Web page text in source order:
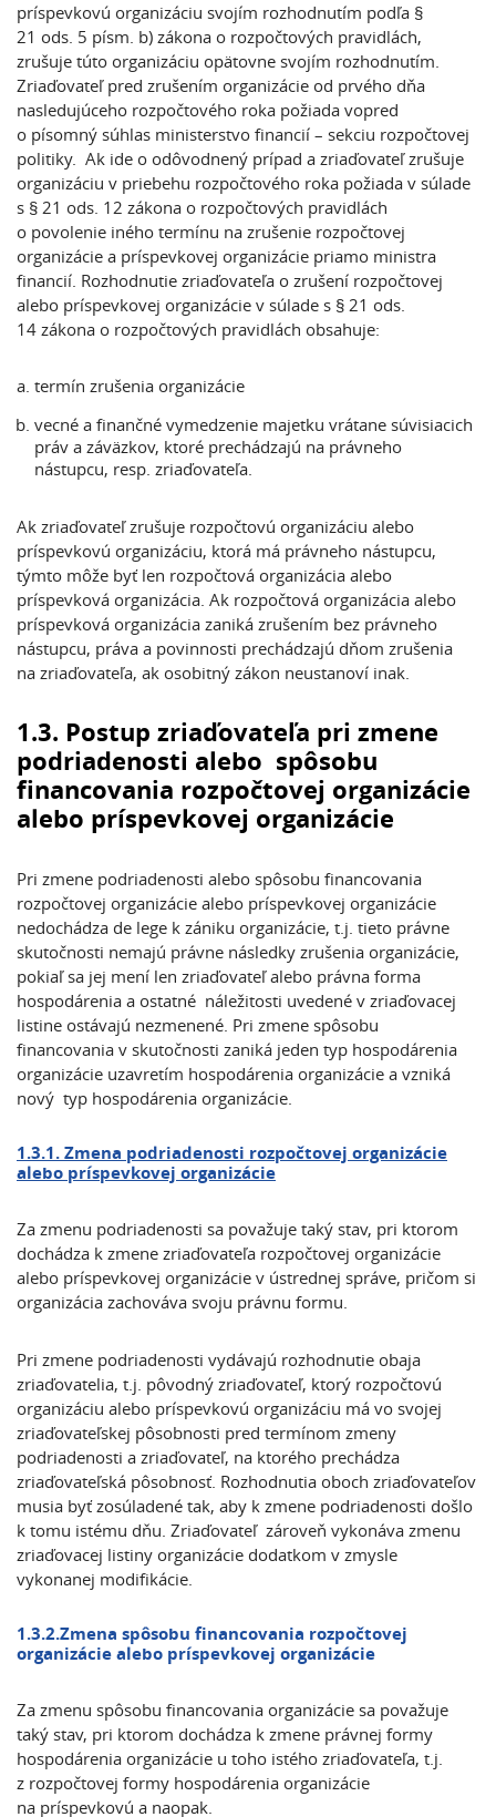
príspevkovú organizáciu svojím rozhodnutím podľa §
21 ods. 5 písm. b) zákona o rozpočtových pravidlách,
zrušuje túto organizáciu opätovne svojím rozhodnutím.
Zriaďovateľ pred zrušením organizácie od prvého dňa
nasledujúceho rozpočtového roka požiada vopred
o písomný súhlas ministerstvo financií – sekciu rozpočtovej
politiky. Ak ide o odôvodnený prípad a zriaďovateľ zrušuje
organizáciu v priebehu rozpočtového roka požiada v súlade
s § 21 ods. 12 zákona o rozpočtových pravidlách
o povolenie iného termínu na zrušenie rozpočtovej
organizácie a príspevkovej organizácie priamo ministra
financií. Rozhodnutie zriaďovateľa o zrušení rozpočtovej
alebo príspevkovej organizácie v súlade s § 21 ods.
14 zákona o rozpočtových pravidlách obsahuje:
termín zrušenia organizácie
vecné a finančné vymedzenie majetku vrátane súvisiacich
práv a záväzkov, ktoré prechádzajú na právneho
nástupcu, resp. zriaďovateľa.
Ak zriaďovateľ zrušuje rozpočtovú organizáciu alebo
príspevkovú organizáciu, ktorá má právneho nástupcu,
týmto môže byť len rozpočtová organizácia alebo
príspevková organizácia. Ak rozpočtová organizácia alebo
príspevková organizácia zaniká zrušením bez právneho
nástupcu, práva a povinnosti prechádzajú dňom zrušenia
na zriaďovateľa, ak osobitný zákon neustanoví inak.
1.3. Postup zriaďovateľa pri zmene
podriadenosti alebo spôsobu
financovania rozpočtovej organizácie
alebo príspevkovej organizácie
Pri zmene podriadenosti alebo spôsobu financovania
rozpočtovej organizácie alebo príspevkovej organizácie
nedochádza de lege k zániku organizácie, t.j. tieto právne
skutočnosti nemajú právne následky zrušenia organizácie,
pokiaľ sa jej mení len zriaďovateľ alebo právna forma
hospodárenia a ostatné náležitosti uvedené v zriaďovacej
listine ostávajú nezmenené. Pri zmene spôsobu
financovania v skutočnosti zaniká jeden typ hospodárenia
organizácie uzavretím hospodárenia organizácie a vzniká
nový typ hospodárenia organizácie.
1.3.1. Zmena podriadenosti rozpočtovej organizácie
alebo príspevkovej organizácie
Za zmenu podriadenosti sa považuje taký stav, pri ktorom
dochádza k zmene zriaďovateľa rozpočtovej organizácie
alebo príspevkovej organizácie v ústrednej správe, pričom si
organizácia zachováva svoju právnu formu.
Pri zmene podriadenosti vydávajú rozhodnutie obaja
zriaďovatelia, t.j. pôvodný zriaďovateľ, ktorý rozpočtovú
organizáciu alebo príspevkovú organizáciu má vo svojej
zriaďovateľskej pôsobnosti pred termínom zmeny
podriadenosti a zriaďovateľ, na ktorého prechádza
zriaďovateľská pôsobnosť. Rozhodnutia oboch zriaďovateľov
musia byť zosúladené tak, aby k zmene podriadenosti došlo
k tomu istému dňu. Zriaďovateľ zároveň vykonáva zmenu
zriaďovacej listiny organizácie dodatkom v zmysle
vykonanej modifikácie.
1.3.2.Zmena spôsobu financovania rozpočtovej
organizácie alebo príspevkovej organizácie
Za zmenu spôsobu financovania organizácie sa považuje
taký stav, pri ktorom dochádza k zmene právnej formy
hospodárenia organizácie u toho istého zriaďovateľa, t.j.
z rozpočtovej formy hospodárenia organizácie
na príspevkovú a naopak.